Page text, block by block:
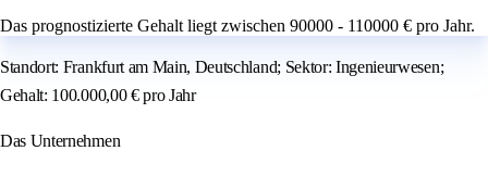
Das prognostizierte Gehalt liegt zwischen 90000 - 110000 € pro Jahr.
Standort: Frankfurt am Main, Deutschland; Sektor: Ingenieurwesen;
Gehalt: 100.000,00 € pro Jahr
Das Unternehmen